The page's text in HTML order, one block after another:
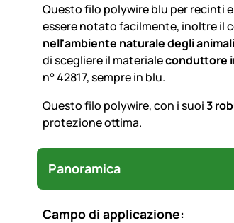
Questo filo polywire blu per recinti
essere notato facilmente, inoltre il
nell'ambiente naturale degli
di scegliere il materialeconduttore
n° 42817, sempre in blu.
Questo filo polywire, con i suoi3
protezione ottima.
Panoramica
Campo di applicazione: